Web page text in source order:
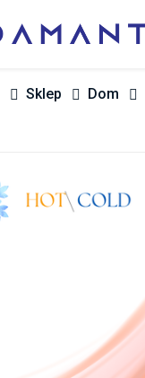
Sklep Dom